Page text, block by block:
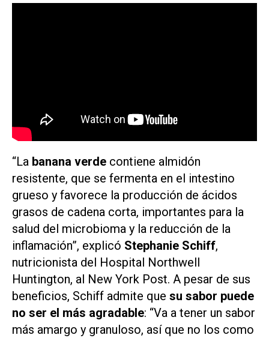
“La banana verde contiene almidón
resistente, que se fermenta en el intestino
grueso y favorece la producción de ácidos
grasos de cadena corta, importantes para la
salud del microbioma y la reducción de la
inflamación”, explicó Stephanie Schiff,
nutricionista del Hospital Northwell
Huntington, al New York Post. A pesar de sus
beneficios, Schiff admite que su sabor puede
no ser el más agradable: “Va a tener un sabor
más amargo y granuloso, así que no los como